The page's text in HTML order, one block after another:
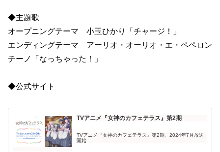
◆主題歌
オープニングテーマ 小玉ひかり「チャージ！」
エンディングテーマ アーリオ・オーリオ・エ・ペペロン
チーノ「なっちゃった！」
◆公式サイト
TVアニメ『女神のカフェテラス』第2期
TVアニメ『女神のカフェテラス』第2期、2024年7月放送
開始